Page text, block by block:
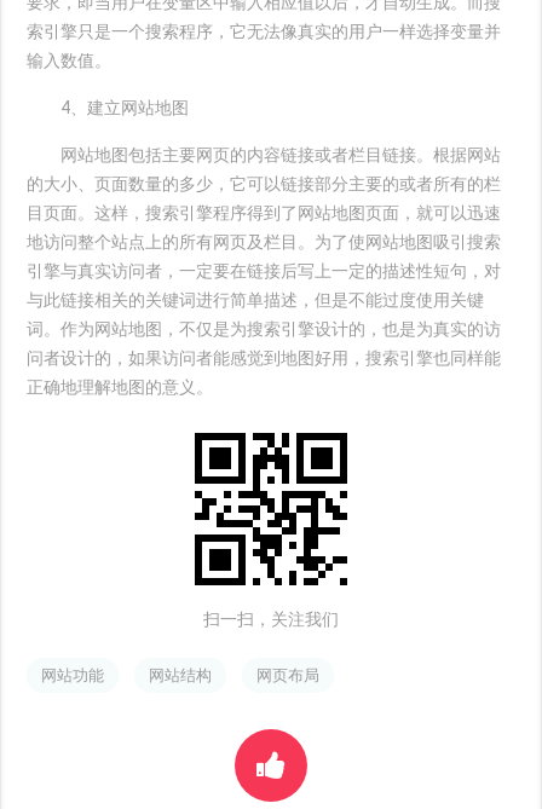
索引擎只是一个搜索程序，它无法像真实的用户一样选择变量并
输入数值。
4、建立网站地图
网站地图包括主要网页的内容链接或者栏目链接。根据网站
的大小、页面数量的多少，它可以链接部分主要的或者所有的栏
目页面。这样，搜索引擎程序得到了网站地图页面，就可以迅速
地访问整个站点上的所有网页及栏目。为了使网站地图吸引搜索
引擎与真实访问者，一定要在链接后写上一定的描述性短句，对
与此链接相关的关键词进行简单描述，但是不能过度使用关键
词。作为网站地图，不仅是为搜索引擎设计的，也是为真实的访
问者设计的，如果访问者能感觉到地图好用，搜索引擎也同样能
正确地理解地图的意义。
扫一扫，关注我们
网站功能 网站结构 网页布局